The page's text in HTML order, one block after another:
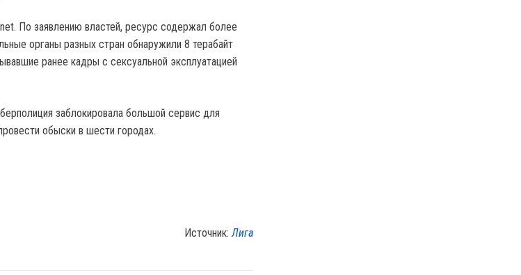
По заявлению властей, ресурс содержал более
органы разных стран обнаружили 8 терабайт
ранее кадры с сексуальной эксплуатацией
заблокировала большой сервис для
обыски в шести городах.
Источник:Лига